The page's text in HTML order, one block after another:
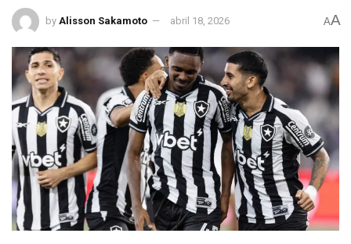
by Alisson Sakamoto abril 18, 2026 AA